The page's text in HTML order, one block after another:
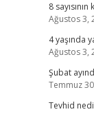
8
Ağustos 3,
4 yaşında
Ağustos 3,
Şubat
Temmuz
Tevhid